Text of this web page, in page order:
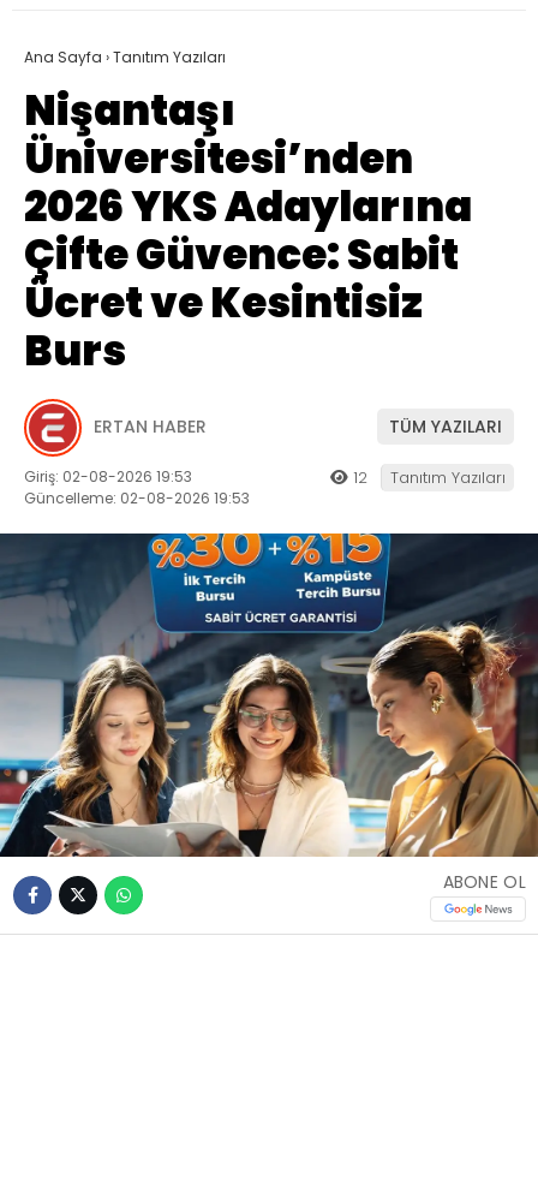
Ana Sayfa ›Tanıtım Yazıları
Nişantaşı
Üniversitesi’nden
2026 YKS Adaylarına
Çifte Güvence: Sabit
Ücret ve Kesintisiz
Burs
ERTAN HABER TÜM YAZILARI
Giriş: 02-08-2026 19:53
Güncelleme: 02-08-2026 19:53
12 Tanıtım Yazıları
ABONE OL